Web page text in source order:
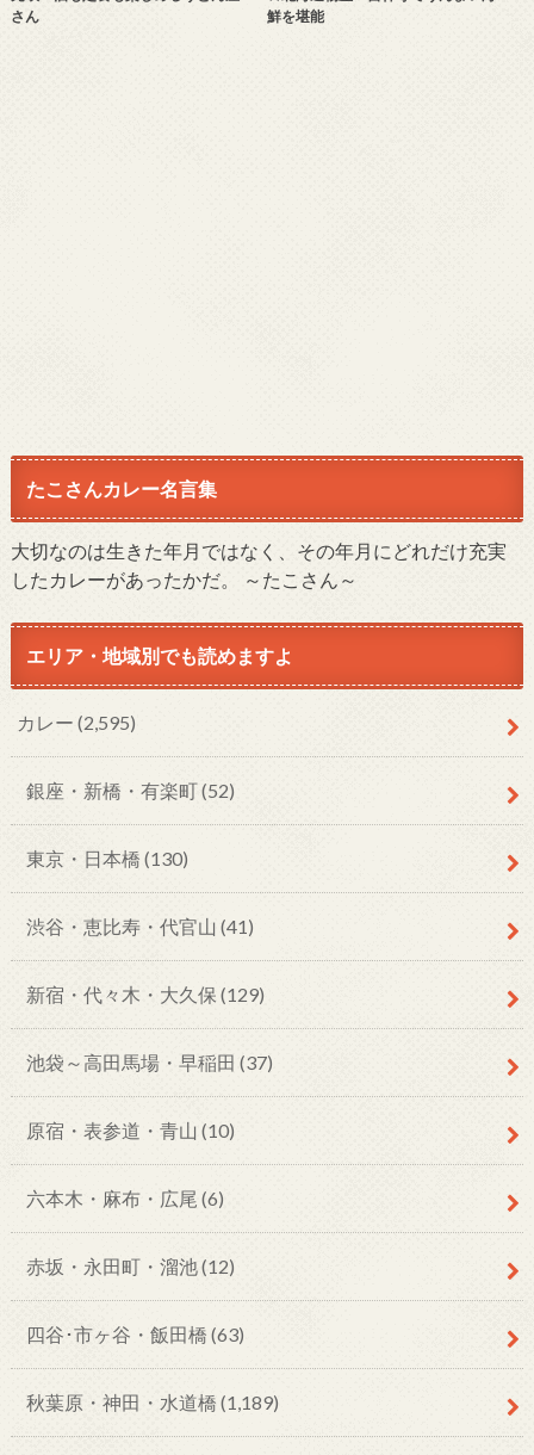
さん
鮮を堪能
たこさんカレー名言集
大切なのは生きた年月ではなく、その年月にどれだけ充実
したカレーがあったかだ。 ～たこさん～
エリア・地域別でも読めますよ
カレー (2,595)
銀座・新橋・有楽町(52)
東京・日本橋 (130)
渋谷・恵比寿・代官山 (41)
新宿・代々木・大久保 (129)
池袋～高田馬場・早稲田 (37)
原宿・表参道・青山 (10)
六本木・麻布・広尾 (6)
赤坂・永田町・溜池(12)
四谷･市ヶ谷・飯田橋 (63)
秋葉原・神田・水道橋 (1,189)